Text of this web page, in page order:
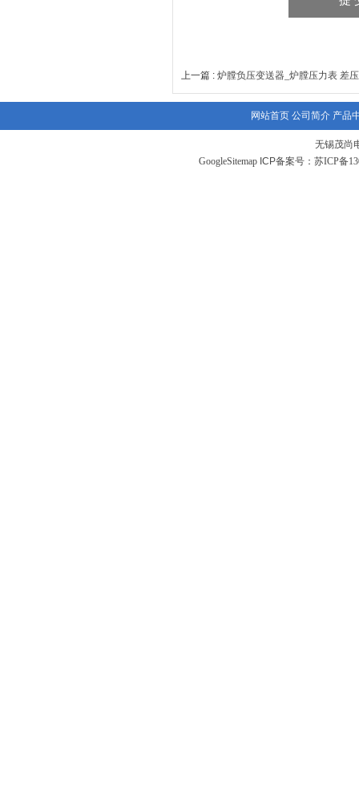
上一篇 : 炉膛负压变送器_炉膛压力表 差
网站首页 公司简介 产品
无锡茂尚
GoogleSitemapICP备案号： 苏ICP备